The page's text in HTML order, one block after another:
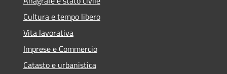
Cultura e tempo libero
Vita lavorativa
Imprese e Commercio
Catasto e urbanistica